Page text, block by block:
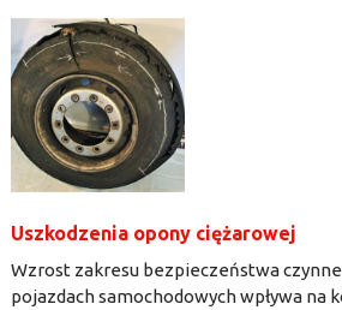
Uszkodzenia opony ciężarowej
Wzrost zakresu bezpieczeństwa
pojazdach samochodowych wpływa na